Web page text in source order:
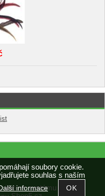
na systému
tvorba
soubory cookie.
souhlas s naším
informace